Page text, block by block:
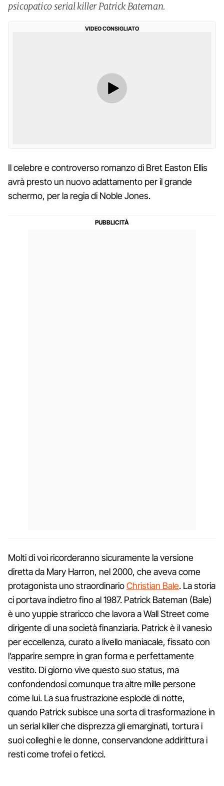
psicopatico serial killer Patrick Bateman.
VIDEO CONSIGLIATO
Il celebre e controverso romanzo di Bret Easton Ellis
avrà presto un nuovo adattamento per il grande
schermo, per la regia di Noble Jones.
Molti di voi ricorderanno sicuramente la versione
diretta da Mary Harron, nel 2000, che aveva come
protagonista uno straordinarioChristian Bale. La storia
ci portava indietro fino al 1987. Patrick Bateman (Bale)
è uno yuppie straricco che lavora a Wall Street come
dirigente di una società finanziaria. Patrick è il vanesio
per eccellenza, curato a livello maniacale, fissato con
l’apparire sempre in gran forma e perfettamente
vestito. Di giorno vive questo suo status, ma
confondendosi comunque tra altre mille persone
come lui. La sua frustrazione esplode di notte,
quando Patrick subisce una sorta di trasformazione in
un serial killer che disprezza gli emarginati, tortura i
suoi colleghi e le donne, conservandone addirittura i
resti come trofei o feticci.